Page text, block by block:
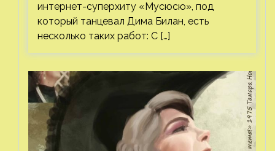
интернет-суперхиту «Мусюсю», под
который танцевал Дима Билан, есть
несколько таких работ: С […]